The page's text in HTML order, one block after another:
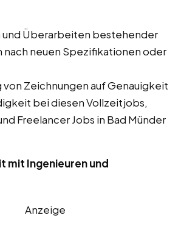
und Überarbeiten bestehender
nach neuen Spezifikationen oder
Zeichnungen auf Genauigkeit
bei diesen Vollzeitjobs,
Freelancer Jobs in Bad Münder
mit Ingenieuren und
Anzeige